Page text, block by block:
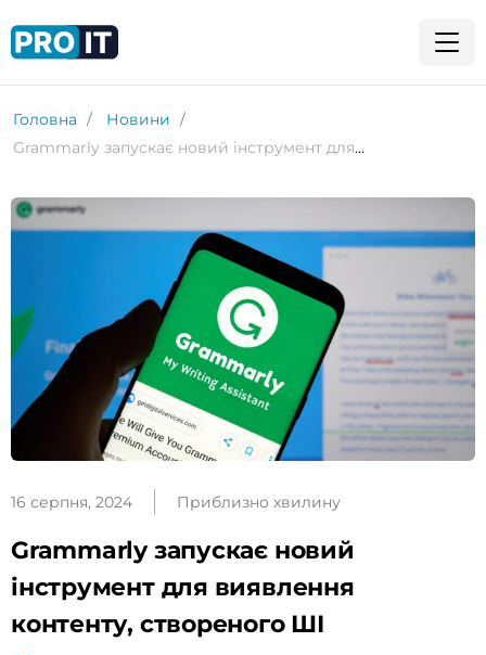
Головна
Новини
Grammarly запускає новий інструмент для виявлення контенту, створеного ШІ
16 серпня, 2024 Приблизно хвилину
Grammarly запускає новий
інструмент для виявлення
контенту, створеного ШІ